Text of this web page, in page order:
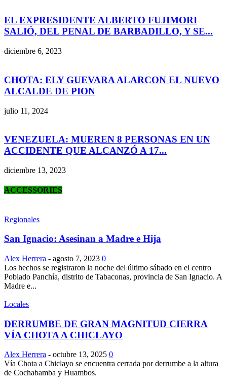
EL EXPRESIDENTE ALBERTO FUJIMORI
SALIÓ, DEL PENAL DE BARBADILLO, Y SE...
diciembre 6, 2023
CHOTA: ELY GUEVARA ALARCON EL NUEVO
ALCALDE DE PION
julio 11, 2024
VENEZUELA: MUEREN 8 PERSONAS EN UN
ACCIDENTE QUE ALCANZÓ A 17...
diciembre 13, 2023
ACCESSORIES
Regionales
San Ignacio: Asesinan a Madre e Hija
Alex Herrera - agosto 7, 2023 0
Los hechos se registraron la noche del último sábado en el centro
Poblado Panchía, distrito de Tabaconas, provincia de San Ignacio. A
Madre e...
Locales
DERRUMBE DE GRAN MAGNITUD CIERRA
VÍA CHOTA A CHICLAYO
Alex Herrera - octubre 13, 2025 0
Vía Chota a Chiclayo se encuentra cerrada por derrumbe a la altura
de Cochabamba y Huambos.